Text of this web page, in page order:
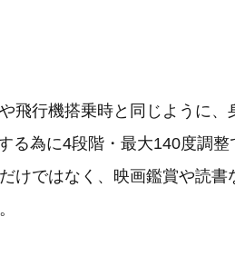
飛行機搭乗時と同じように、
る為に4段階・最大140度調整
けではなく、映画鑑賞や読書